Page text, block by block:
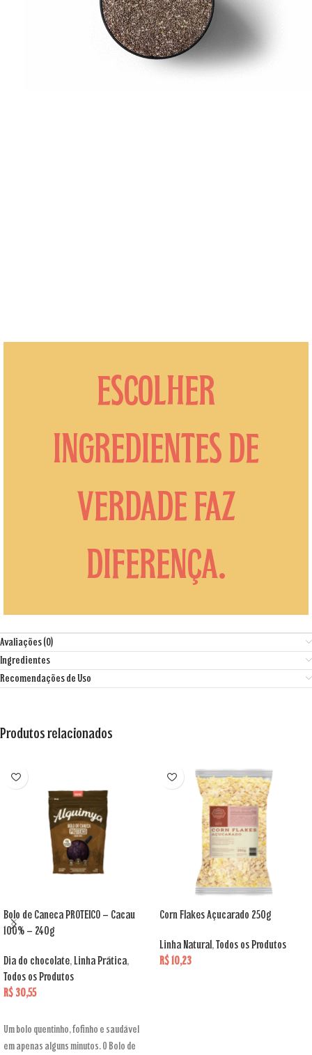
ESCOLHER
INGREDIENTES DE
VERDADE FAZ
DIFERENÇA.
Avaliações (0)
Ingredientes
Recomendações de Uso
Produtos relacionados
Bolo de Caneca PROTEICO – Cacau
100% – 240g
Dia do chocolate,Linha Prática,
Todos os Produtos
R$ 30,55
Um bolo quentinho, fofinho e saudável
em apenas alguns minutos. O Bolo de
Corn Flakes Açucarado 250g
Linha Natural,Todos os Produtos
R$10,23